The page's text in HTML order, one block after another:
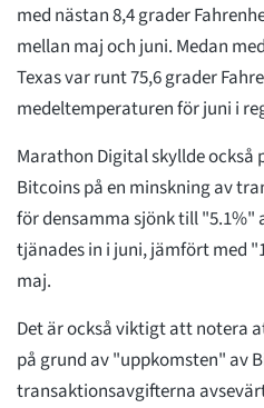
med nästan 8,4 grader
mellan maj och juni. Medan
Texas var runt 75,6 grader
medeltemperaturen för juni i
Marathon Digital skyllde också
Bitcoins på en minskning av
för densamma sjönk till "5.1%"
tjänades in i juni, jämfört med
maj.
Det är också viktigt att notera
på grund av "uppkomsten" av
transaktionsavgifterna